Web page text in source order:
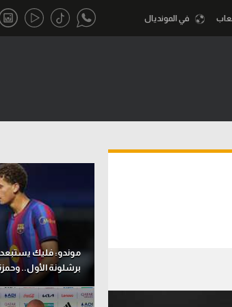
كرة السلة الأمريكية
كرة سلة
رياضة نسائية
تحقيق في
تقرير في
تحليل في
حكايات في
كويز في
فيديو في
في المونديال
برشلونة الأول..